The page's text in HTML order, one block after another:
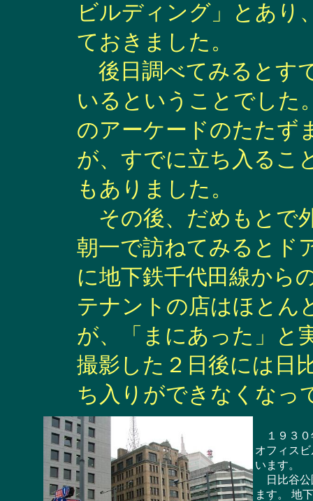
ビルディング」とあり
ておきました。
後日調べてみるとす
いるということでした
のアーケードのたたず
が、すでに立ち入るこ
もありました。
その後、だめもとで
朝一で訪ねてみるとド
に地下鉄千代田線から
テナントの店はほとん
が、「まにあった」と
撮影した２日後には日
ち入りができなくなっ
１９３０
オフィス
います。
日比谷公
ます。 地